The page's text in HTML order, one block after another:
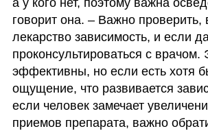
а у кого нет, поэтому важна
говорит она. – Важно проверить,
лекарство зависимость, и если
проконсультироваться с врачом.
эффективны, но если есть хотя
ощущение, что развивается
если человек замечает
приемов препарата, важно